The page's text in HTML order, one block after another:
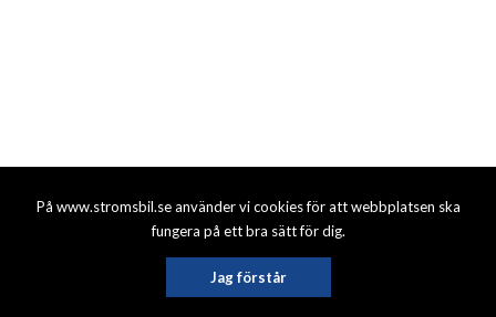
På www.stromsbil.se använder vi cookies för att webbplatsen ska
fungera på ett bra sätt för dig.
Jag förstår